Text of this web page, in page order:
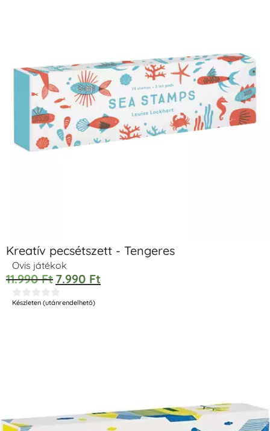
Kreatív pecsétszett - Tengeres
Ovis játékok
11.990Ft 7.990 Ft
Készleten (utánrendelhető)